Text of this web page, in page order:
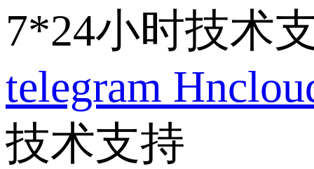
7*24小时技术
telegram
技术支持